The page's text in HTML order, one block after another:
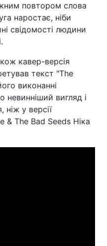
повтором слова
наростає, ніби
свідомості людини
кавер-версія
текст "The
виконанні
невинніший вигляд і
ніж у версії
& The Bad Seeds Ніка